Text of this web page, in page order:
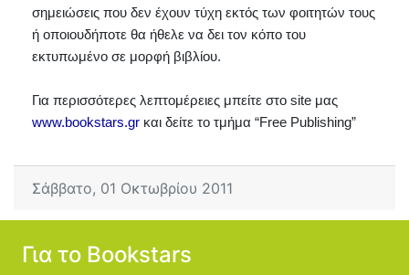
σημειώσεις που δεν έχουν τύχη εκτός των φοιτητών τους
ή οποιουδήποτε θα ήθελε να δει τον κόπο του
εκτυπωμένο σε μορφή βιβλίου.
www.bookstars.gr και δείτε το τμήμα “Free Publishing”
Σάββατο, 01 Οκτωβρίου 2011
Για το Bookstars